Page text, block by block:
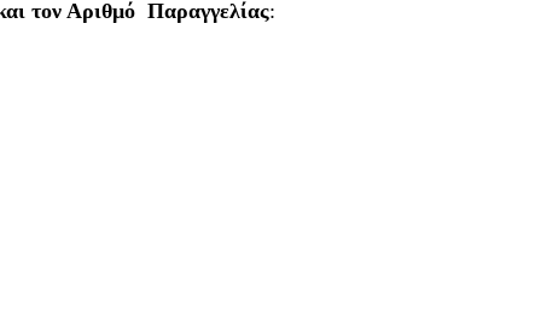
τον Αριθμό Παραγγελίας: